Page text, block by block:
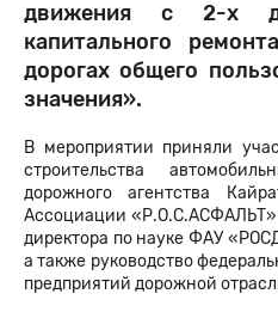
движения с 2-х
капитального
дорогах общего
значения».
В мероприятии приняли
строительства
дорожного агентства
Ассоциации «Р.О.С.АСФАЛЬТ»
директора по науке ФАУ
а также руководство
предприятий дорожной